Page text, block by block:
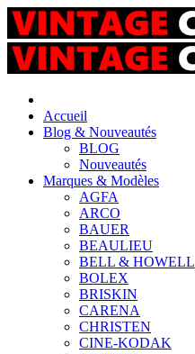
Accueil
Blog & Nouveautés
BLOG
Nouveautés
Marques & Modèles
AGFA
ARCO
BAUER
BEAULIEU
BELL & HOWELL
BOLEX
BRISKIN
CARENA
CHRISTEN
CINE-KODAK